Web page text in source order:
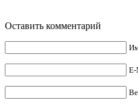
Оставить комментарий
E-